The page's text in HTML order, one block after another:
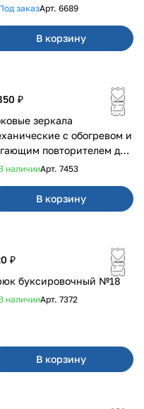
заказАрт. 6689
В корзину
₽
зеркала
с обогревом и
повторителем для
наличииАрт. 7453
В корзину
₽
буксировочный №18
наличииАрт. 7372
В корзину